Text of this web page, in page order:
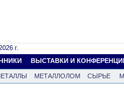
г.
ВЫСТАВКИ И
МЕТАЛЛОЛОМ СЫРЬЕ